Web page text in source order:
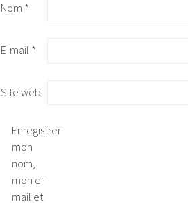
Nom *
E-mail *
Site web
Enregistrer
mon
nom,
mon e-
mail et